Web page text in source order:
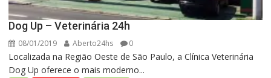
Dog Up – Veterinária 24h
08/01/2019 Aberto24hs 0
Localizada na Região Oeste de São Paulo, a Clínica Veterinária
Dog Up oferece o mais moderno...